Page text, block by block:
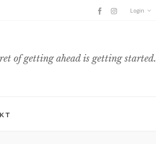
Login
of getting ahead is getting started.